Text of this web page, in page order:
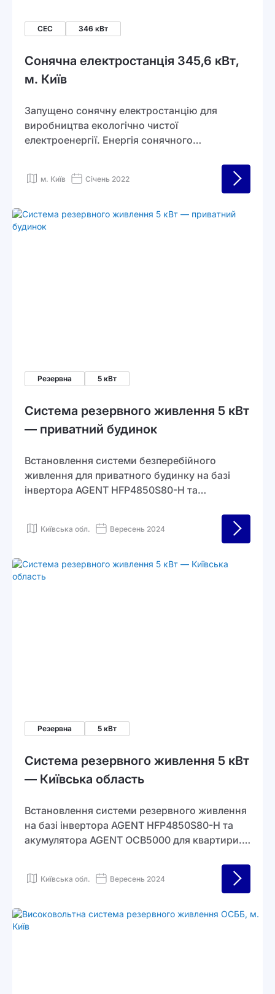
СЕС 346 кВт
Сонячна електростанція 345,6 кВт,
м. Київ
Запущено сонячну електростанцію для
виробництва екологічно чистої
електроенергії. Енергія сонячного
електричну енергію через фотоелектричні
модулі та трансформується у зовнішні
високу ефективність виробництва енергії без
впливу на навколишнє середовище.
м. Київ Січень 2022
Резервна 5 кВт
Система резервного живлення 5 кВт
— приватний будинок
Встановлення системи безперебійного
живлення для приватного будинку на базі
інвертора AGENT HFP4850S80-H та
побутових приладів, включно з газовим
телевізором та освітленням, навіть під час
відключень електроенергії.
Київська обл. Вересень 2024
Резервна 5 кВт
Система резервного живлення 5 кВт
— Київська область
Встановлення системи резервного живлення
на базі інвертора AGENT HFP4850S80-H та
акумулятора AGENT OCB5000 для квартири.
побутових приладів, включно з бойлером і
електроплитою, до 24 годин автономної
Київська обл. Вересень 2024